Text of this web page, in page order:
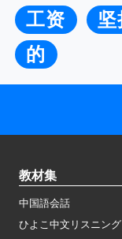
工资
坚
的
教材集
中国語会話
ひよこ中文リスニング